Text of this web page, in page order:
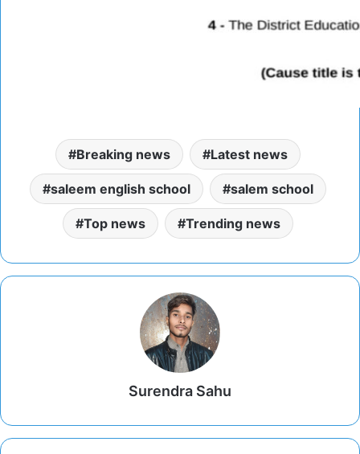
Breaking news Latest news
saleem english school salem school
Top news Trending news
Surendra Sahu